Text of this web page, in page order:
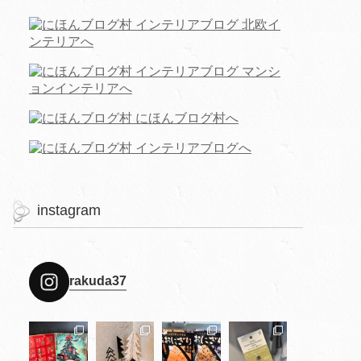
instagram
rakuda37